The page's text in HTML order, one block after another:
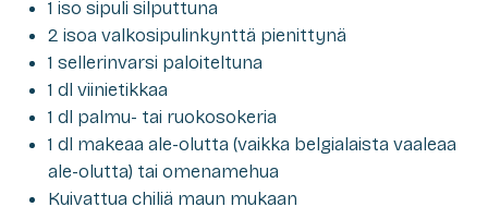
1 iso sipuli silputtuna
2 isoa valkosipulinkynttä pienittynä
1 sellerinvarsi paloiteltuna
1 dl viinietikkaa
1 dl palmu- tai ruokosokeria
1 dl makeaa ale-olutta (vaikka belgialaista vaaleaa
ale-olutta) tai omenamehua
Kuivattua chiliä maun mukaan